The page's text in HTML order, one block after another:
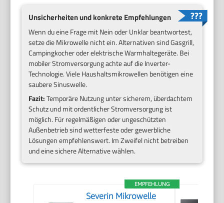
Unsicherheiten und konkrete Empfehlungen
Wenn du eine Frage mit Nein oder Unklar beantwortest,
setze die Mikrowelle nicht ein. Alternativen sind Gasgrill,
Campingkocher oder elektrische Warmhaltegeräte. Bei
mobiler Stromversorgung achte auf die Inverter-
Technologie. Viele Haushaltsmikrowellen benötigen eine
saubere Sinuswelle.
Fazit:Temporäre Nutzung unter sicherem, überdachtem
Schutz und mit ordentlicher Stromversorgung ist
möglich. Für regelmäßigen oder ungeschützten
Außenbetrieb sind wetterfeste oder gewerbliche
Lösungen empfehlenswert. Im Zweifel nicht betreiben
und eine sichere Alternative wählen.
EMPFEHLUNG
Severin Mikrowelle